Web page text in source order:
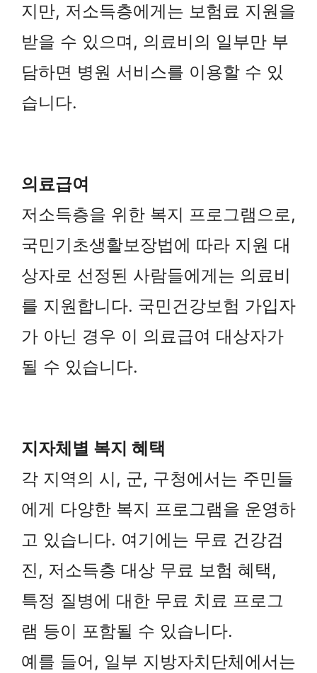
지만, 저소득층에게는 보험료 지원을
받을 수 있으며, 의료비의 일부만 부
담하면 병원 서비스를 이용할 수 있
습니다.
의료급여
저소득층을 위한 복지 프로그램으로,
국민기초생활보장법에 따라 지원 대
상자로 선정된 사람들에게는 의료비
를 지원합니다. 국민건강보험 가입자
가 아닌 경우 이 의료급여 대상자가
될 수 있습니다.
지자체별 복지 혜택
각 지역의 시, 군, 구청에서는 주민들
에게 다양한 복지 프로그램을 운영하
고 있습니다. 여기에는 무료 건강검
진, 저소득층 대상 무료 보험 혜택,
특정 질병에 대한 무료 치료 프로그
램 등이 포함될 수 있습니다.
예를 들어, 일부 지방자치단체에서는